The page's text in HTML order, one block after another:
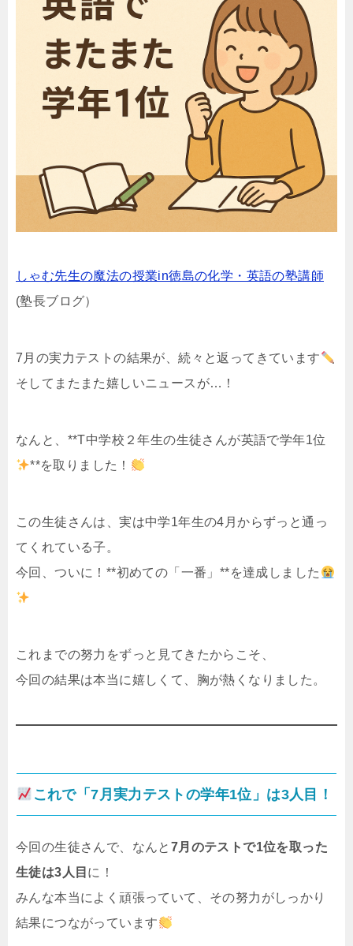
しゃむ先生の魔法の授業in徳島の化学・英語の塾講師
(塾長ブログ）
7月の実力テストの結果が、続々と返ってきています
そしてまたまた嬉しいニュースが…！
なんと、**T中学校２年生の生徒さんが英語で学年1位
**を取りました！
この生徒さんは、実は中学1年生の4月からずっと通っ
てくれている子。
今回、ついに！**初めての「一番」**を達成しました
これまでの努力をずっと見てきたからこそ、
今回の結果は本当に嬉しくて、胸が熱くなりました。
これで「7月実力テストの学年1位」は3人目！
今回の生徒さんで、なんと 7月のテストで1位を取った
生徒は3人目 に！
みんな本当によく頑張っていて、その努力がしっかり
結果につながっています